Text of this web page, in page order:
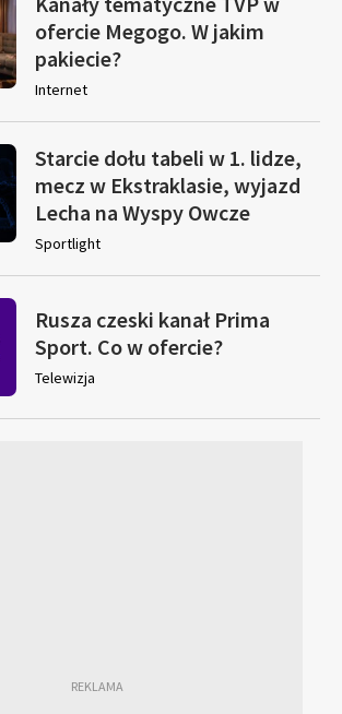
ofercie Megogo. W jakim
pakiecie?
Internet
Starcie dołu tabeli w 1. lidze,
mecz w Ekstraklasie, wyjazd
Lecha na Wyspy Owcze
Sportlight
Rusza czeski kanał Prima
Sport. Co w ofercie?
Telewizja